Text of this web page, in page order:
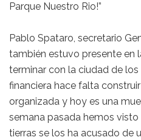
Parque Nuestro Rio!”
Pablo Spataro, secretario
también estuvo presente en
terminar con la ciudad de
financiera hace falta
organizada y hoy es una
semana pasada hemos
tierras se los ha acusado de